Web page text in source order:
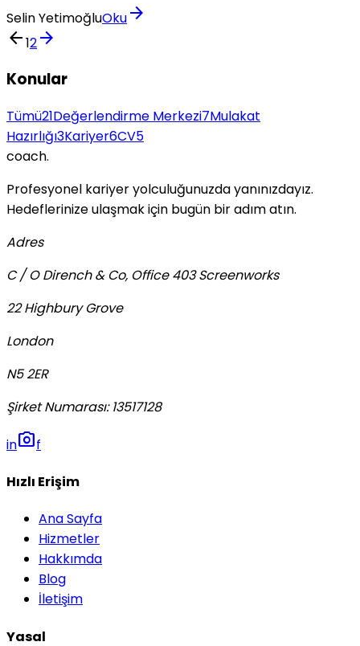
Selin YetimoğluOkuarrow_forward
arrow_back12arrow_forward
Konular
Tümü21Değerlendirme Merkezi7Mulakat
Hazırlığı3Kariyer6CV5
coach.
Profesyonel kariyer yolculuğunuzda yanınızdayız.
Hedeflerinize ulaşmak için bugün bir adım atın.
Adres
C / O Dirench & Co, Office 403 Screenworks
22 Highbury Grove
London
N5 2ER
Şirket Numarası: 13517128
inphoto_cameraf
Hızlı Erişim
Ana Sayfa
Hizmetler
Hakkımda
Blog
İletişim
Yasal